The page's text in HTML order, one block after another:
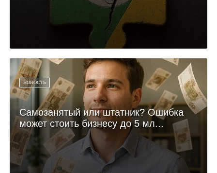
НОВОСТЬ
Самозанятый или штатник? Ошибка
может стоить бизнесу до 5 мл...